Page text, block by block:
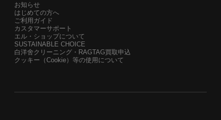
お知らせ
はじめての方へ
ご利用ガイド
カスタマーサポート
エル・ショップについて
SUSTAINABLE CHOICE
白洋舍クリーニング・RAGTAG買取申込
クッキー（Cookie）等の使用について